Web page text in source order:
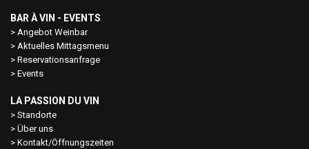
BAR À VIN - EVENTS
Angebot Weinbar
Aktuelles Mittagsmenu
Reservationsanfrage
Events
LA PASSION DU VIN
Standorte
Über uns
Kontakt/Öffnungszeiten